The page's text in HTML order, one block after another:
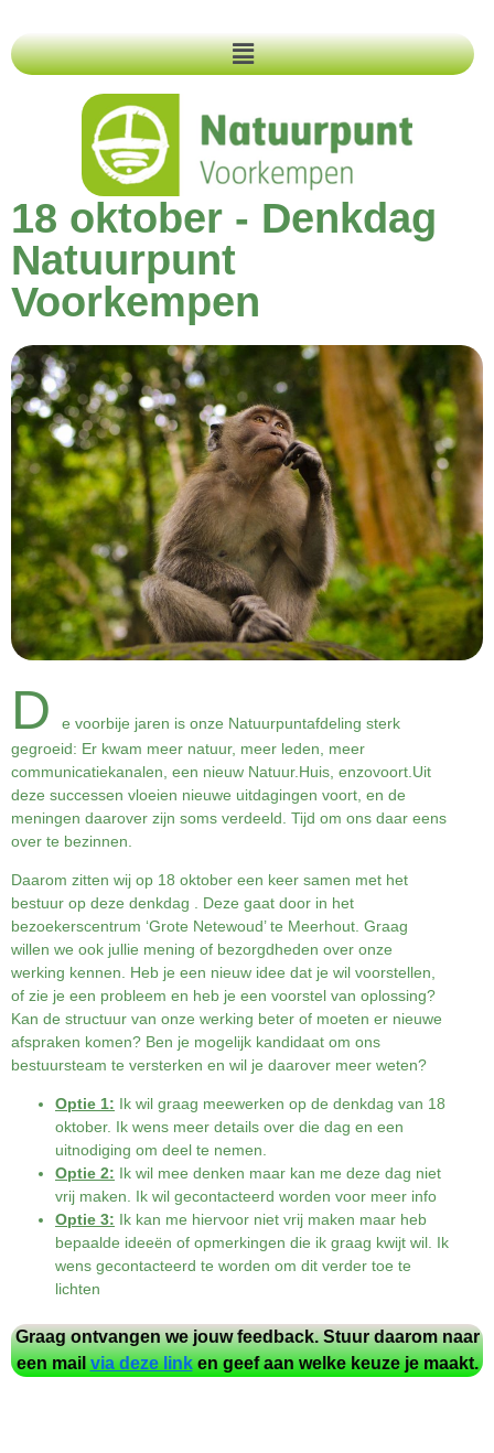
18 oktober - Denkdag
Natuurpunt
Voorkempen
D
e voorbije jaren is onze Natuurpuntafdeling sterk
gegroeid: Er kwam meer natuur, meer leden, meer
communicatiekanalen, een nieuw Natuur.Huis, enzovoort.Uit
deze successen vloeien nieuwe uitdagingen voort, en de
meningen daarover zijn soms verdeeld. Tijd om ons daar eens
over te bezinnen.
Daarom zitten wij op 18 oktober een keer samen met het
bestuur op deze denkdag . Deze gaat door in het
bezoekerscentrum ‘Grote Netewoud’ te Meerhout. Graag
willen we ook jullie mening of bezorgdheden over onze
werking kennen. Heb je een nieuw idee dat je wil voorstellen,
of zie je een probleem en heb je een voorstel van oplossing?
Kan de structuur van onze werking beter of moeten er nieuwe
afspraken komen? Ben je mogelijk kandidaat om ons
bestuursteam te versterken en wil je daarover meer weten?
Optie 1: Ik wil graag meewerken op de denkdag van 18
oktober. Ik wens meer details over die dag en een
uitnodiging om deel te nemen.
Optie 2: Ik wil mee denken maar kan me deze dag niet
vrij maken. Ik wil gecontacteerd worden voor meer info
Optie 3: Ik kan me hiervoor niet vrij maken maar heb
bepaalde ideeën of opmerkingen die ik graag kwijt wil. Ik
wens gecontacteerd te worden om dit verder toe te
lichten
Graag ontvangen we jouw feedback. Stuur daarom naar
een mailvia deze linken geef aan welke keuze je maakt.